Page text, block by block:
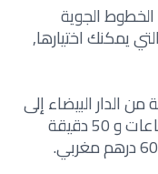
الجوية
يمكنك اختيارها,
الدار البيضاء إلى
اسطنبول عبر القاهرة بمدة رحلة 8 ساعات و 50 دقيقة